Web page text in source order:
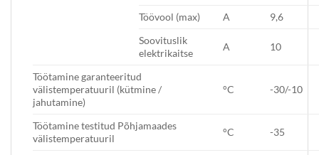
Töövool (max) A
9,6
Soovituslik
elektrikaitse
A 10
Töötamine garanteeritud
välistemperatuuril (kütmine /
jahutamine)
°C -30/-10
Töötamine testitud Põhjamaades
välistemperatuuril
°C -35